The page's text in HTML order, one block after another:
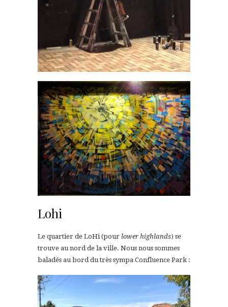
Lohi
Le quartier de LoHi (pour lower highlands) se
trouve au nord de la ville. Nous nous sommes
baladés au bord du très sympa Confluence Park :